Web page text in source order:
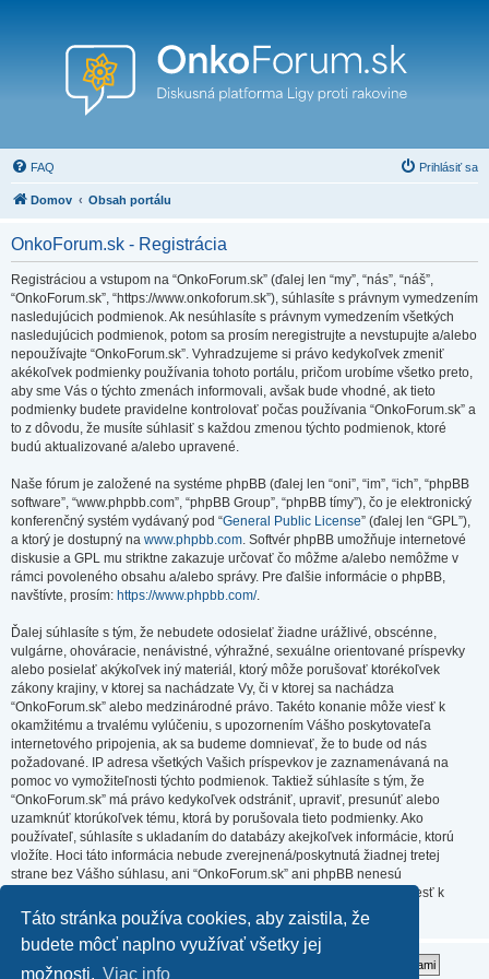
Táto stránka používa cookies, aby zaistila, že
budete môcť naplno využívať všetky jej
možnosti. Viac info
FAQ Prihlásiť sa
Domov Obsah portálu
OnkoForum.sk - Registrácia
Registráciou a vstupom na “OnkoForum.sk” (ďalej len “my”, “nás”, “náš”,
“OnkoForum.sk”, “https://www.onkoforum.sk”), súhlasíte s právnym vymedzením
nasledujúcich podmienok. Ak nesúhlasíte s právnym vymedzením všetkých
nasledujúcich podmienok, potom sa prosím neregistrujte a nevstupujte a/alebo
nepoužívajte “OnkoForum.sk”. Vyhradzujeme si právo kedykoľvek zmeniť
akékoľvek podmienky používania tohoto portálu, pričom urobíme všetko preto,
aby sme Vás o týchto zmenách informovali, avšak bude vhodné, ak tieto
podmienky budete pravidelne kontrolovať počas používania “OnkoForum.sk” a
to z dôvodu, že musíte súhlasiť s každou zmenou týchto podmienok, ktoré
budú aktualizované a/alebo upravené.
Naše fórum je založené na systéme phpBB (ďalej len “oni”, “im”, “ich”, “phpBB
software”, “www.phpbb.com”, “phpBB Group”, “phpBB tímy”), čo je elektronický
konferenčný systém vydávaný pod “General Public License” (ďalej len “GPL”),
a ktorý je dostupný na www.phpbb.com. Softvér phpBB umožňuje internetové
diskusie a GPL mu striktne zakazuje určovať čo môžme a/alebo nemôžme v
rámci povoleného obsahu a/alebo správy. Pre ďalšie informácie o phpBB,
navštívte, prosím: https://www.phpbb.com/.
Ďalej súhlasíte s tým, že nebudete odosielať žiadne urážlivé, obscénne,
vulgárne, ohováracie, nenávistné, výhražné, sexuálne orientované príspevky
alebo posielať akýkoľvek iný materiál, ktorý môže porušovať ktorékoľvek
zákony krajiny, v ktorej sa nachádzate Vy, či v ktorej sa nachádza
“OnkoForum.sk” alebo medzinárodné právo. Takéto konanie môže viesť k
okamžitému a trvalému vylúčeniu, s upozornením Vášho poskytovateľa
internetového pripojenia, ak sa budeme domnievať, že to bude od nás
požadované. IP adresa všetkých Vašich príspevkov je zaznamenávaná na
pomoc vo vymožiteľnosti týchto podmienok. Taktiež súhlasíte s tým, že
“OnkoForum.sk” má právo kedykoľvek odstrániť, upraviť, presunúť alebo
uzamknúť ktorúkoľvek tému, ktorá by porušovala tieto podmienky. Ako
používateľ, súhlasíte s ukladaním do databázy akejkoľvek informácie, ktorú
vložíte. Hoci táto informácia nebude zverejnená/poskytnutá žiadnej tretej
strane bez Vášho súhlasu, ani “OnkoForum.sk” ani phpBB nenesú
zodpovednosť za akýkoľvek pokus o prienik (hacking), ktorý môže viesť k
zneužitiu týchto údajov.